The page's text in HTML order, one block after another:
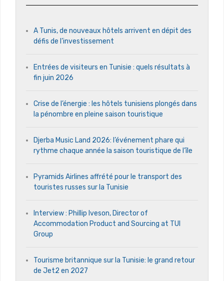
A Tunis, de nouveaux hôtels arrivent en dépit des
défis de l’investissement
Entrées de visiteurs en Tunisie : quels résultats à
fin juin 2026
Crise de l’énergie : les hôtels tunisiens plongés dans
la pénombre en pleine saison touristique
Djerba Music Land 2026: l’événement phare qui
rythme chaque année la saison touristique de l’île
Pyramids Airlines affrété pour le transport des
touristes russes sur la Tunisie
Interview : Phillip Iveson, Director of
Accommodation Product and Sourcing at TUI
Group
Tourisme britannique sur la Tunisie: le grand retour
de Jet2 en 2027